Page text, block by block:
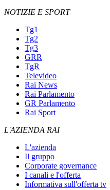
NOTIZIE E SPORT
Tg1
Tg2
Tg3
GRR
TgR
Televideo
Rai News
Rai Parlamento
GR Parlamento
Rai Sport
L'AZIENDA RAI
L'azienda
Il gruppo
Corporate governance
I canali e l'offerta
Informativa sull'offerta tv